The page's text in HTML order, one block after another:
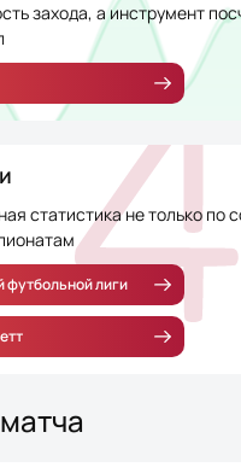
захода, а инструмент
статистика не только по
футбольной лиги